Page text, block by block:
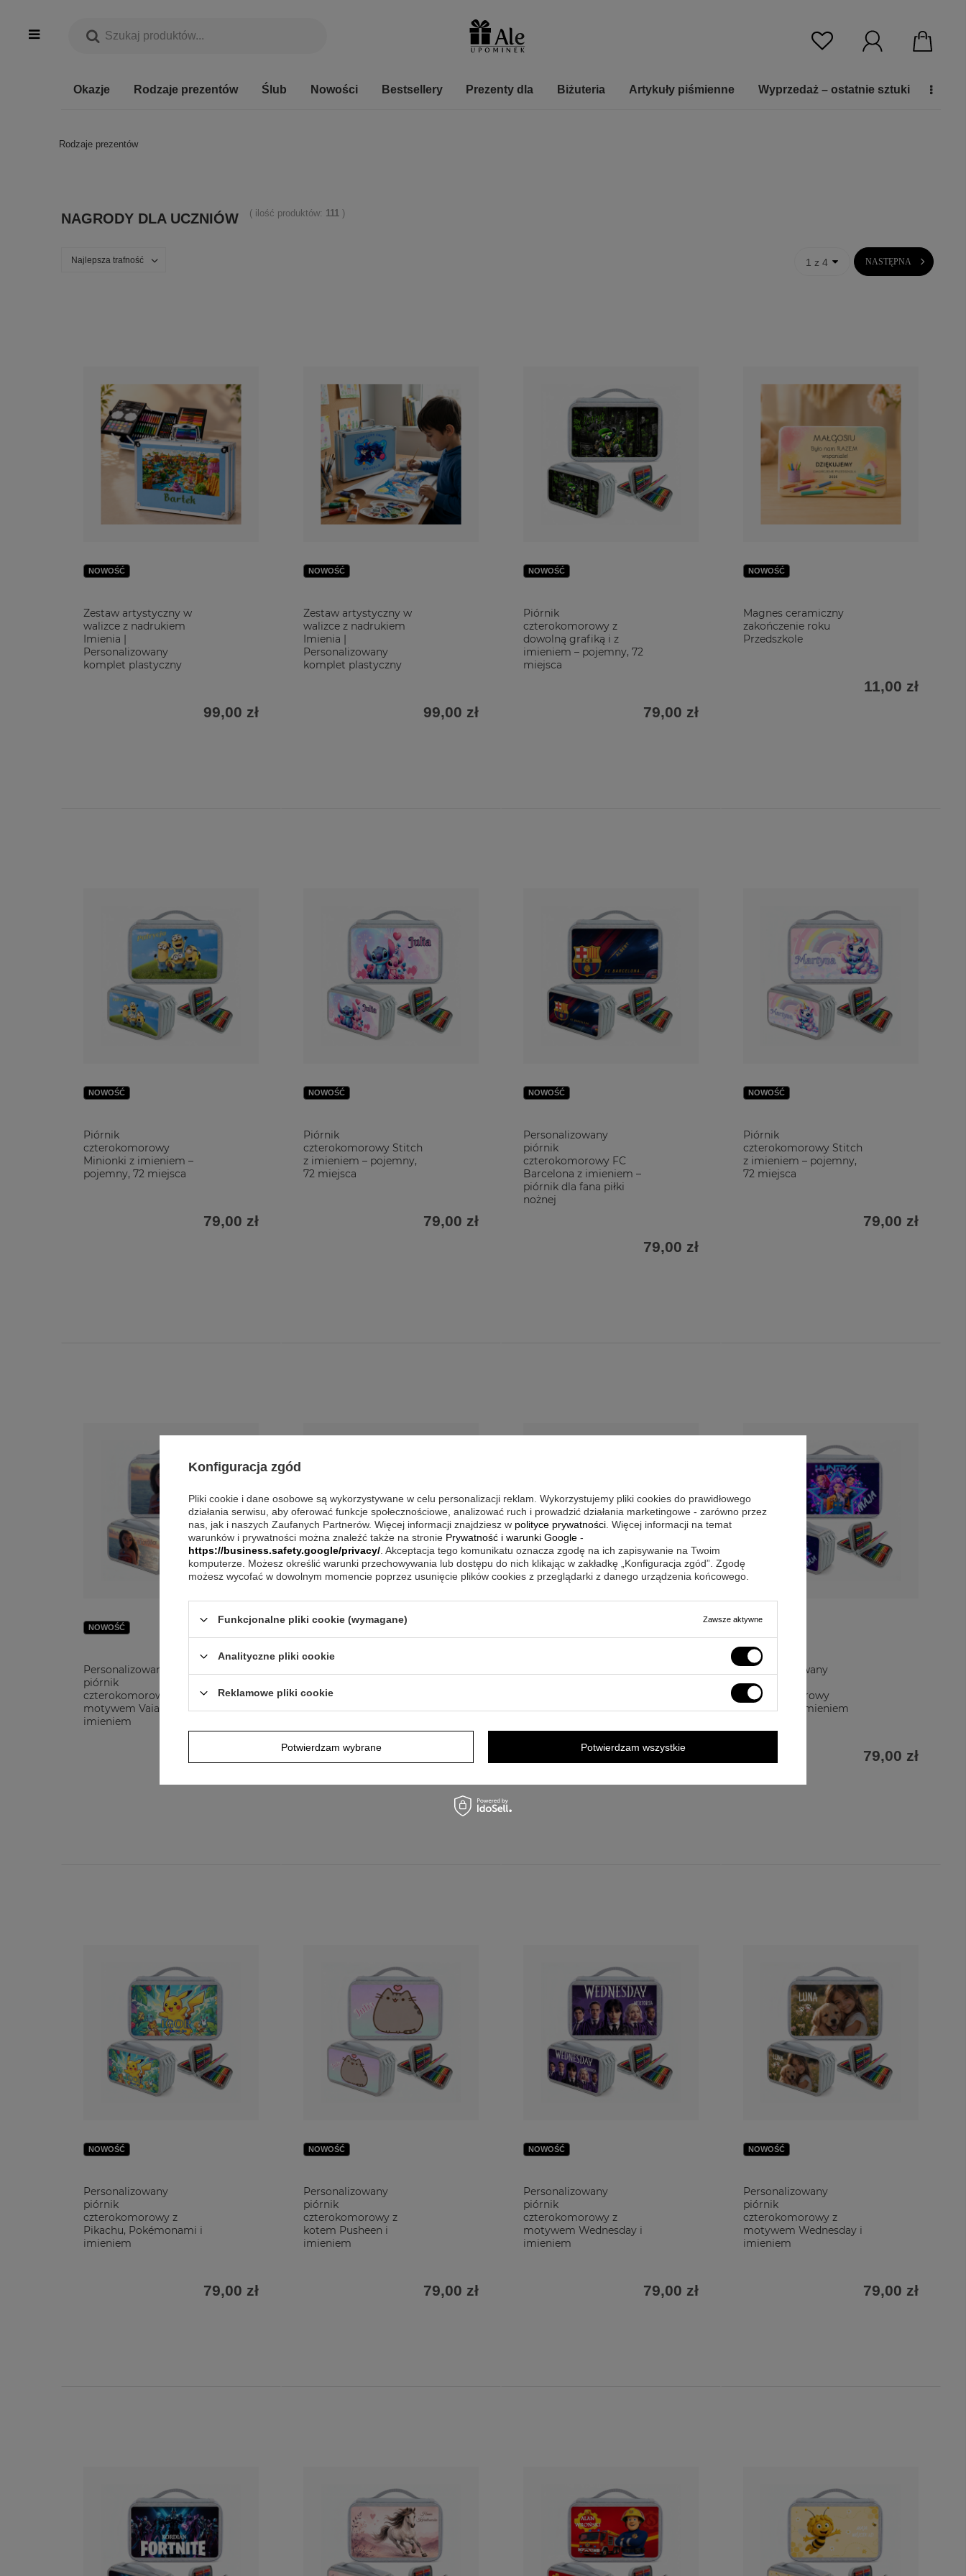
Okazje Rodzaje prezentów Ślub Nowości Bestsellery Prezenty dla Biżuteria Artykuły piśmienne Wyprzedaż – ostatnie sztuki
Rodzaje prezentów
NAGRODY DLA UCZNIÓW ( ilość produktów: 111 )
Najlepsza trafność 1 z 4 NASTĘPNA
NOWOŚĆ
Zestaw artystyczny w
walizce z nadrukiem
Imienia |
Personalizowany
komplet plastyczny
99,00 zł
NOWOŚĆ
Zestaw artystyczny w
walizce z nadrukiem
Imienia |
Personalizowany
komplet plastyczny
99,00 zł
NOWOŚĆ
Piórnik
czterokomorowy z
dowolną grafiką i z
imieniem – pojemny, 72
miejsca
79,00 zł
NOWOŚĆ
Magnes ceramiczny
zakończenie roku
Przedszkole
11,00 zł
NOWOŚĆ
Piórnik
czterokomorowy
Minionki z imieniem –
pojemny, 72 miejsca
79,00 zł
NOWOŚĆ
Piórnik
czterokomorowy Stitch
z imieniem – pojemny,
72 miejsca
79,00 zł
NOWOŚĆ
Personalizowany
piórnik
czterokomorowy FC
Barcelona z imieniem –
piórnik dla fana piłki
nożnej
79,00 zł
NOWOŚĆ
Piórnik
czterokomorowy Stitch
z imieniem – pojemny,
72 miejsca
79,00 zł
NOWOŚĆ
Personalizowany
piórnik
czterokomorowy z
motywem Vaiany i
imieniem
79,00 zł
czterokomorowy z
motywem Minecraft i
79,00 zł
motywem Roblox i
79,00 zł
Personalizowany
piórnik
czterokomorowy
HUNTR/X z imieniem
79,00 zł
NOWOŚĆ
Personalizowany
piórnik
czterokomorowy z
Pikachu, Pokémonami i
imieniem
79,00 zł
NOWOŚĆ
Personalizowany
piórnik
czterokomorowy z
kotem Pusheen i
imieniem
79,00 zł
NOWOŚĆ
Personalizowany
piórnik
czterokomorowy z
motywem Wednesday i
imieniem
79,00 zł
NOWOŚĆ
Personalizowany
piórnik
czterokomorowy z
motywem Wednesday i
imieniem
79,00 zł
Konfiguracja zgód
Pliki cookie i dane osobowe są wykorzystywane w celu personalizacji reklam. Wykorzystujemy pliki cookies do prawidłowego
działania serwisu, aby oferować funkcje społecznościowe, analizować ruch i prowadzić działania marketingowe - zarówno przez
nas, jak i naszych Zaufanych Partnerów. Więcej informacji znajdziesz w polityce prywatności . Więcej informacji na temat
warunków i prywatności można znaleźć także na stronie Prywatność i warunki Google -
https://business.safety.google/privacy/ . Akceptacja tego komunikatu oznacza zgodę na ich zapisywanie na Twoim
komputerze. Możesz określić warunki przechowywania lub dostępu do nich klikając w zakładkę „Konfiguracja zgód”. Zgodę
możesz wycofać w dowolnym momencie poprzez usunięcie plików cookies z przeglądarki z danego urządzenia końcowego.
Funkcjonalne pliki cookie (wymagane) Zawsze aktywne
Analityczne pliki cookie
Reklamowe pliki cookie
Potwierdzam wybrane Potwierdzam wszystkie